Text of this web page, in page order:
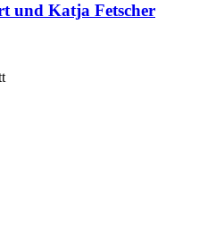
und Katja Fetscher